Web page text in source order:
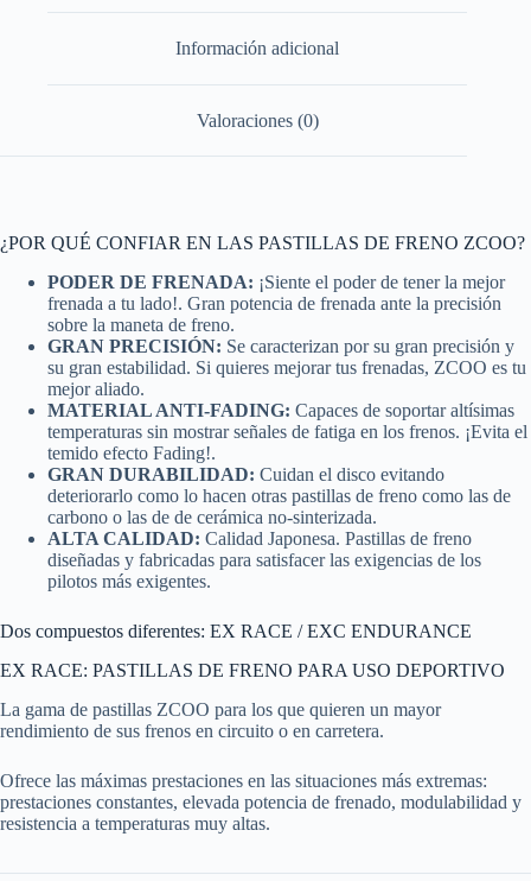
Información adicional
Valoraciones (0)
¿POR QUÉ CONFIAR EN LAS PASTILLAS DE FRENO ZCOO?
PODER DE FRENADA: ¡Siente el poder de tener la mejor
frenada a tu lado!. Gran potencia de frenada ante la precisión
sobre la maneta de freno.
GRAN PRECISIÓN: Se caracterizan por su gran precisión y
su gran estabilidad. Si quieres mejorar tus frenadas, ZCOO es tu
mejor aliado.
MATERIAL ANTI-FADING: Capaces de soportar altísimas
temperaturas sin mostrar señales de fatiga en los frenos. ¡Evita el
temido efecto Fading!.
GRAN DURABILIDAD: Cuidan el disco evitando
deteriorarlo como lo hacen otras pastillas de freno como las de
carbono o las de de cerámica no-sinterizada.
ALTA CALIDAD: Calidad Japonesa. Pastillas de freno
diseñadas y fabricadas para satisfacer las exigencias de los
pilotos más exigentes.
Dos compuestos diferentes: EX RACE / EXC ENDURANCE
EX RACE: PASTILLAS DE FRENO PARA USO DEPORTIVO
La gama de pastillas ZCOO para los que quieren un mayor
rendimiento de sus frenos en circuito o en carretera.
Ofrece las máximas prestaciones en las situaciones más extremas:
prestaciones constantes, elevada potencia de frenado, modulabilidad y
resistencia a temperaturas muy altas.